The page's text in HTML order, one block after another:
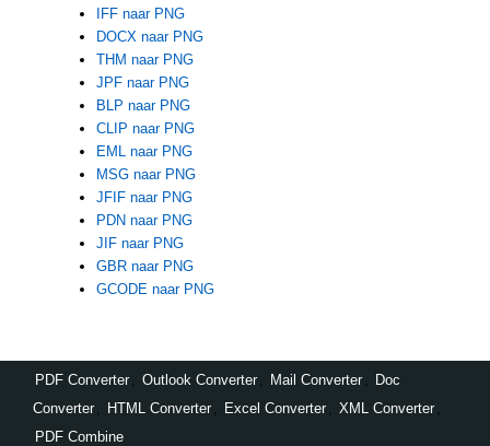
IFF naar PNG
DOCX naar PNG
THM naar PNG
JPF naar PNG
BLP naar PNG
CLIP naar PNG
EML naar PNG
MSG naar PNG
JFIF naar PNG
PDN naar PNG
JIF naar PNG
GBR naar PNG
GCODE naar PNG
PDF Converter Outlook Converter Mail Converter
Doc
Converter
HTML Converter Excel Converter XML Converter
PDF Combine